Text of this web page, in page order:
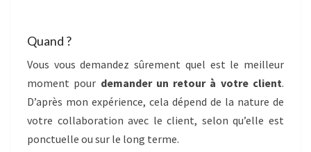
Quand ?
Vous vous demandez sûrement quel est le meilleur
moment pour demander un retour à votre client.
D’après mon expérience, cela dépend de la nature de
votre collaboration avec le client, selon qu’elle est
ponctuelle ou sur le long terme.